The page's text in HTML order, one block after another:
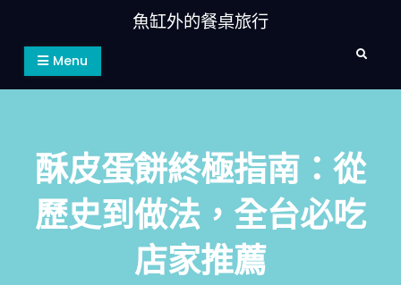
content
魚缸外的餐桌旅行
Menu Search
酥皮蛋餅終極指南：從
歷史到做法，全台必吃
店家推薦